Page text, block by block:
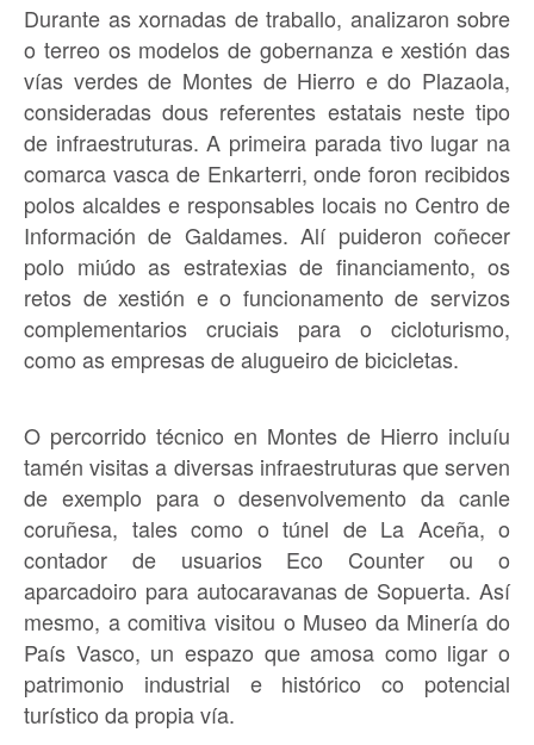
Durante as xornadas de traballo, analizaron sobre
o terreo os modelos de gobernanza e xestión das
vías verdes de Montes de Hierro e do Plazaola,
consideradas dous referentes estatais neste tipo
de infraestruturas. A primeira parada tivo lugar na
comarca vasca de Enkarterri, onde foron recibidos
polos alcaldes e responsables locais no Centro de
Información de Galdames. Alí puideron coñecer
polo miúdo as estratexias de financiamento, os
retos de xestión e o funcionamento de servizos
complementarios cruciais para o cicloturismo,
como as empresas de alugueiro de bicicletas.
O percorrido técnico en Montes de Hierro incluíu
tamén visitas a diversas infraestruturas que serven
de exemplo para o desenvolvemento da canle
coruñesa, tales como o túnel de La Aceña, o
contador de usuarios Eco Counter ou o
aparcadoiro para autocaravanas de Sopuerta. Así
mesmo, a comitiva visitou o Museo da Minería do
País Vasco, un espazo que amosa como ligar o
patrimonio industrial e histórico co potencial
turístico da propia vía.